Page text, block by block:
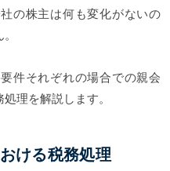
の株主は何も変化がないの
件それぞれの場合での親会
理を解説します。
ける税務処理